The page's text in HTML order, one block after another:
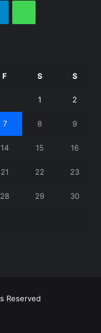
F S S
1 2
7 8 9
14 15 16
21 22 23
28 29 30
Reserved